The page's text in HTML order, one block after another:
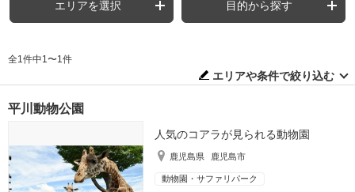
エリアを選択 目的から探す
全1件中1〜1件
エリアや条件で絞り込む
平川動物公園
人気のコアラが見られる動物園
鹿児島県 鹿児島市
動物園・サファリパーク